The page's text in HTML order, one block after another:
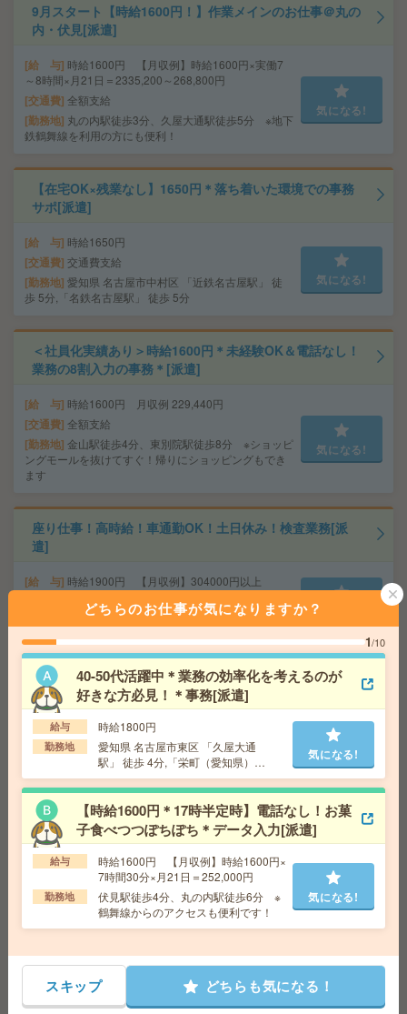
9月スタート【時給1600円！】作業メインのお仕事＠丸の
内・伏見[派遣]
給 与 時給1600円 【月収例】時給1600円×実働7
～8時間×月21日＝2335,200～268,800円
交通費 全額支給
勤務地 丸の内駅徒歩3分、久屋大通駅徒歩5分 ※地下
鉄鶴舞線を利用の方にも便利！
気になる!
【在宅OK×残業なし】1650円＊落ち着いた環境での事務
サポ[派遣]
給 与 時給1650円
交通費 交通費支給
勤務地 愛知県 名古屋市中村区 「近鉄名古屋駅」 徒
歩 5分,「名鉄名古屋駅」 徒歩 5分
気になる!
＜社員化実績あり＞時給1600円＊未経験OK＆電話なし！
業務の8割入力の事務＊[派遣]
給 与 時給1600円 月収例 229,440円
交通費 全額支給
勤務地 金山駅徒歩4分、東別院駅徒歩8分 ※ショッピ
ングモールを抜けてすぐ！帰りにショッピングもでき
ます
気になる!
座り仕事！高時給！車通勤OK！土日休み！検査業務[派
遣]
給 与 時給1900円 【月収例】304000円以上
交通費支給有り
味美駅～徒歩13分 ※車通勤・バイク通勤OK
気になる!
【2名募集】週3～4日在宅＊未経験OK＊メールで面接日
程調整[派遣]
給 与 時給1500円＋交 【月収例】296,250円～ ■
給与の前払いが可能な速払いサービスあり
交通費支給あり
勤務地 愛知県名古屋市中村区 名古屋地下鉄東山
線 名古屋駅徒歩1分、名鉄名古屋本線 名鉄名古屋駅徒
歩1分
気になる!
【ＳＴＡＴＩＯＮＡｉ】年収～500万＊スタートアップ支
援経営企画／フラットな社風[紹介予定派遣]
時給1700円 月収例 263,500円+残業代
勤務地 鶴舞駅徒歩7分
どちらのお仕事が気になりますか？
1/10
40-50代活躍中＊業務の効率化を考えるのが
好きな方必見！＊事務[派遣]
給与 時給1800円
勤務地
愛知県 名古屋市東区 「久屋大通
駅」 徒歩 4分,「栄町（愛知県）
駅」 徒歩 5分
気になる!
【時給1600円＊17時半定時】電話なし！お菓
子食べつつぽちぽち＊データ入力[派遣]
給与
時給1600円 【月収例】時給1600円×
7時間30分×月21日＝252,000円
勤務地
伏見駅徒歩4分、丸の内駅徒歩6分 ※
鶴舞線からのアクセスも便利です！
気になる!
スキップ どちらも気になる！